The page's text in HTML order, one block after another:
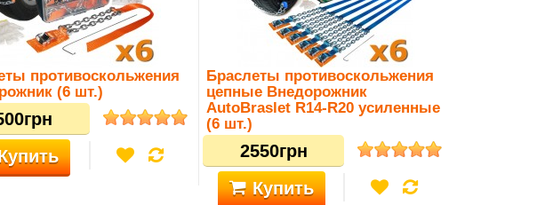
противоскольжения
(6 шт.)
Браслеты противоскольжения
цепные Внедорожник
AutoBraslet R14-R20 усиленные
(6 шт.)
2550грн
Купить